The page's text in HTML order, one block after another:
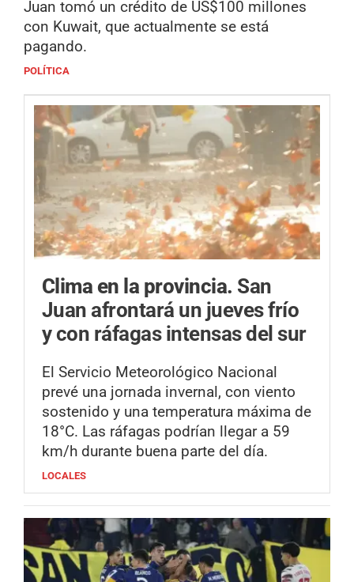
Juan tomó un crédito de US$100 millones
con Kuwait, que actualmente se está
pagando.
POLÍTICA
Clima en la provincia. San
Juan afrontará un jueves frío
y con ráfagas intensas del sur
El Servicio Meteorológico Nacional
prevé una jornada invernal, con viento
sostenido y una temperatura máxima de
18°C. Las ráfagas podrían llegar a 59
km/h durante buena parte del día.
LOCALES